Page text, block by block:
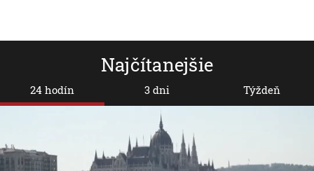
Najčítanejšie
24 hodín 3 dni Týždeň